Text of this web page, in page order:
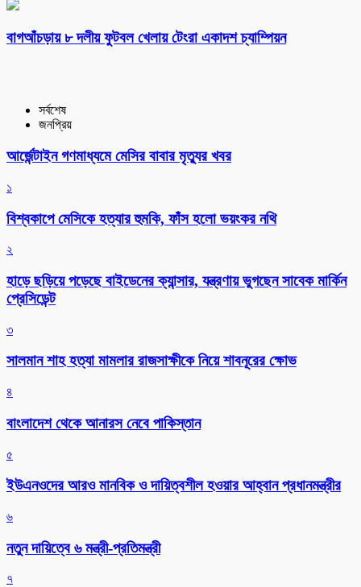
বাগআঁচড়ায় ৮ দলীয় ফুটবল খেলায় টেংরা একাদশ চ্যাম্পিয়ন
সর্বশেষ
জনপ্রিয়
আর্জেন্টাইন গণমাধ্যমে মেসির বাবার মৃত্যুর খবর
১
বিশ্বকাপে মেসিকে হত্যার হুমকি, ফাঁস হলো ভয়ংকর নথি
২
হাড়ে ছড়িয়ে পড়েছে বাইডেনের ক্যান্সার, যন্ত্রণায় ভুগছেন সাবেক মার্কিন
প্রেসিডেন্ট
৩
সালমান শাহ হত্যা মামলার রাজসাক্ষীকে নিয়ে শাবনূরের ক্ষোভ
৪
বাংলাদেশ থেকে আনারস নেবে পাকিস্তান
৫
ইউএনওদের আরও মানবিক ও দায়িত্বশীল হওয়ার আহ্বান প্রধানমন্ত্রীর
৬
নতুন দায়িত্বে ৬ মন্ত্রী-প্রতিমন্ত্রী
৭